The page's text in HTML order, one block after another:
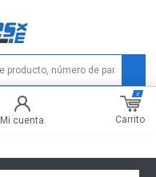
Mi cuenta Carrito
0